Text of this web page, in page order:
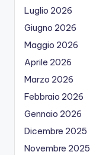
Luglio 2026
Giugno 2026
Maggio 2026
Aprile 2026
Marzo 2026
Febbraio 2026
Gennaio 2026
Dicembre 2025
Novembre 2025